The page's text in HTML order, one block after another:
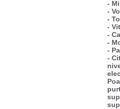
-
-
-
-
-
-
-
-